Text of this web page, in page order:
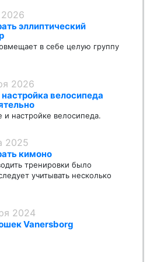
эллиптический
в себе целую группу
2026
велосипеда
и настройке велосипеда.
2025
кимоно
тренировки было
учитывать несколько
2024
Vanersborg